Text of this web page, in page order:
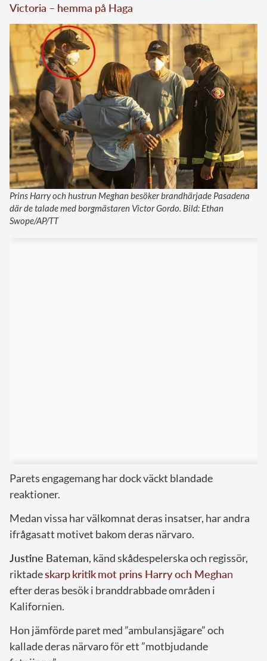
Victoria – hemma på Haga
Prins Harry och hustrun Meghan besöker brandhärjade Pasadena
där de talade med borgmästaren Victor Gordo. Bild: Ethan
Swope/AP/TT
Parets engagemang har dock väckt blandade
reaktioner.
Medan vissa har välkomnat deras insatser, har andra
ifrågasatt motivet bakom deras närvaro.
Justine Bateman, känd skådespelerska och regissör,
riktadeskarpkritikmot prins Harry och Meghan
efter deras besök i branddrabbade områden i
Kalifornien.
Hon jämförde paret med ”ambulansjägare” och
kallade deras närvaro för ett ”motbjudande